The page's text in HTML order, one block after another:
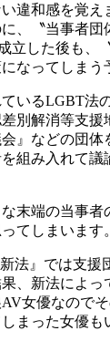
違和感を覚え
、〝当事者団
立した後も、
なってしまう
いるLGBT法
別解消等支援
』などの団体
組み入れて議
末端の当事者
てしまいます。
法』では支援
、新法によっ
女優なので
まった女優も